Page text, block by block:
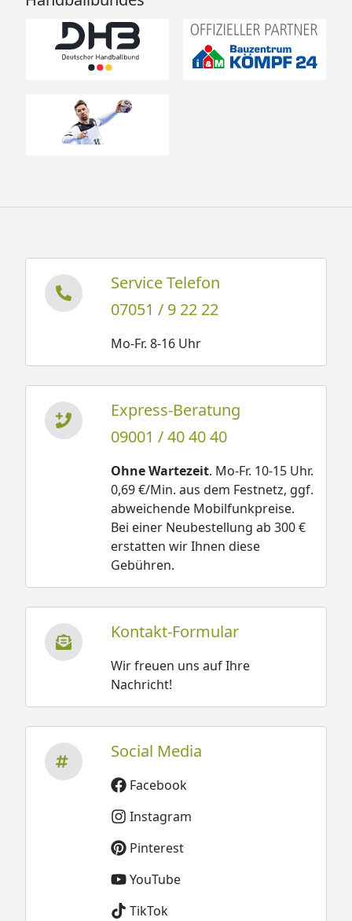
Kunststoff- Dachrinne (zur
Regenwassersammlung)
Zusatz- Türen
Fensterladen
Blumenkasten
Weka Gartenhaus Flachdachhaus 413 A Gr. 1
Weka Gartenhaus Flachdachhaus 413 A Gr. 2
Montageanleitung
Seitendach Gr. 2 Montageanleitung
Weka Gartenhaus Flachdachhaus 413 A Gr. 1
Technische Daten
Weka Gartenhaus Flachdachhaus 413 A Gr. 2
Weka Gartenhaus Flachdachhaus 413 A Gr. 1
Fundamentplan
Weka Gartenhaus Flachdachhaus 413 A Gr. 2
Fundamentplan
Für alle Holzteile, die Konstruktion sowie für die
Verarbeitung gewähren wir Ihnen in
Zusammenarbeit mit der Firma Weka
Garantie . (Garantiebestimmungen
Service Telefon
07051 / 9 22 22
Mo-Fr. 8-16 Uhr
Express-Beratung
09001 / 40 40 40
Ohne Wartezeit. Mo-Fr. 10-15 Uhr.
0,69 €/Min. aus dem Festnetz, ggf.
abweichende Mobilfunkpreise.
Bei einer Neubestellung ab 300 €
erstatten wir Ihnen diese
Gebühren.
Kontakt-Formular
Wir freuen uns auf Ihre
Nachricht!
Social Media
Facebook
Instagram
Pinterest
YouTube
TikTok